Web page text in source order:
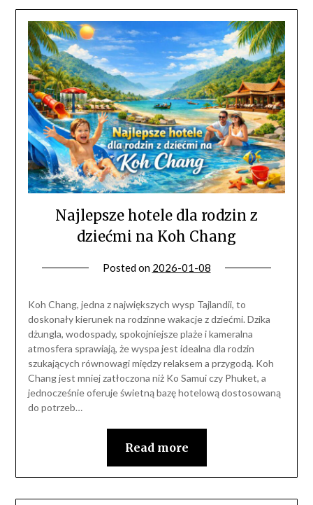
Najlepsze hotele dla rodzin z
dziećmi na Koh Chang
Posted on 2026-01-08
Koh Chang, jedna z największych wysp Tajlandii, to
doskonały kierunek na rodzinne wakacje z dziećmi. Dzika
dżungla, wodospady, spokojniejsze plaże i kameralna
atmosfera sprawiają, że wyspa jest idealna dla rodzin
szukających równowagi między relaksem a przygodą. Koh
Chang jest mniej zatłoczona niż Ko Samui czy Phuket, a
jednocześnie oferuje świetną bazę hotelową dostosowaną
do potrzeb…
Read more